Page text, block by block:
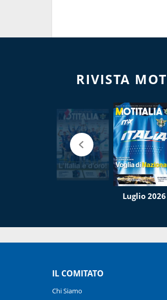
RIVISTA
Luglio 2026
IL COMITATO
Chi Siamo